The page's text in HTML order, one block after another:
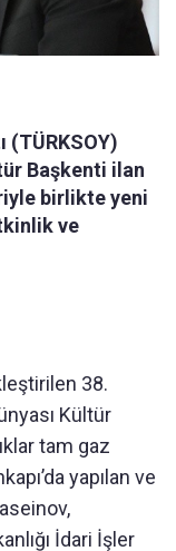
(TÜRKSOY)
Başkenti ilan
birlikte yeni
ve
38.
Kültür
tam gaz
yapılan ve
İdari İşler